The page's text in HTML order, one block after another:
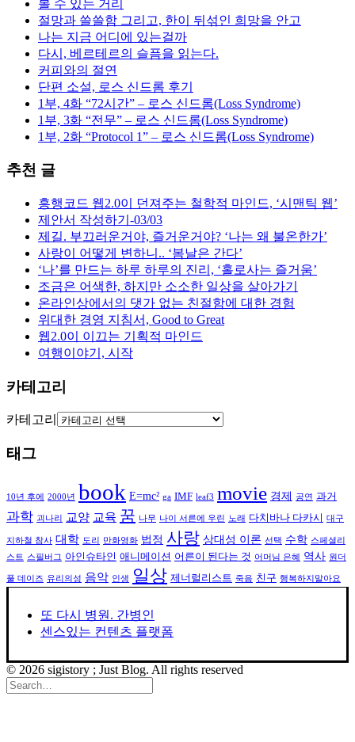
볼 수 있는 거리
절망과 쓸쓸함 그리고, 한이 뒤섞인 희망을 안고
나는 지금 어디에 있는걸까
다시, 베르테르의 슬픔을 읽는다.
커피와의 절연
단편 소설, 로스 신드롬 후기
1부, 4화 “72시간” – 로스 신드롬(Loss Syndrome)
1부, 3화 “전무” – 로스 신드롬(Loss Syndrome)
1부, 2화 “Protocol 1” – 로스 신드롬(Loss Syndrome)
추천 글
흥행코드 웹2.0이 던져주는 철학적 마인드, ‘시맨틱 웹’
제안서 작성하기-03/03
제길. 부끄러운거야, 즐거운거야? ‘나는 왜 불온한가’
사랑이 어떻게 변하니.. ‘봄날은 간다’
‘나’를 만드는 하루 하루의 진리, ‘홀로사는 즐거움’
조금은 어색한, 하지만 소소한 일상을 살아가기
온라인상에서의 댓가 없는 친절함에 대한 경험
위대한 경영 지침서, Good to Great
웹2.0이 이끄는 기획적 마인드
여행이야기, 시작
카테고리
카테고리
태그
10년 후에 2000년 book E=mc² ga IMF leaf3 movie 경제 공연 과거
과학 괴나리 교양 교육 꿈 나무 나이 서른에 우린 노래 다치바나 다카시 대구
지하철 참사 대학 도리 만화영화 법정 사랑 상대성 이론 선택 수학 스페셜리
스트
스필버그 아인슈타인 애니메이션 어른이 된다는 것 어머님 은혜 역사 원더
풀 데이즈 유리의성 음악 인생 일상 제너럴리스트 죽음 친구 행복하지말아요
또 다시 병원. 간병인
센스있는 컨텐츠 플랫폼
© 2026 sigistory ; Just Blog. All rights reserved